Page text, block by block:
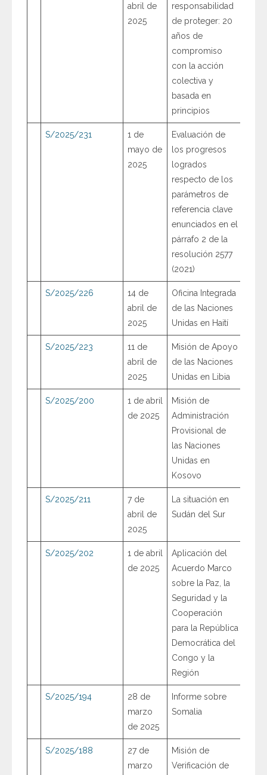
abril de
2025
responsabilidad
de proteger: 20
años de
compromiso
con la acción
colectiva y
basada en
principios
S/2025/231
1 de
mayo de
2025
Evaluación de
los progresos
logrados
respecto de los
parámetros de
referencia clave
enunciados en el
párrafo 2 de la
resolución 2577
(2021)
S/2025/226
14 de
abril de
2025
Oficina Integrada
de las Naciones
Unidas en Haití
S/2025/223
11 de
abril de
2025
Misión de Apoyo
de las Naciones
Unidas en Libia
S/2025/200
1 de abril
de 2025
Misión de
Administración
Provisional de
las Naciones
Unidas en
Kosovo
S/2025/211
7 de
abril de
2025
La situación en
Sudán del Sur
S/2025/202
1 de abril
de 2025
Aplicación del
Acuerdo Marco
sobre la Paz, la
Seguridad y la
Cooperación
para la República
Democrática del
Congo y la
Región
S/2025/194
28 de
marzo
de 2025
Informe sobre
Somalia
S/2025/188
27 de
marzo
Misión de
Verificación de